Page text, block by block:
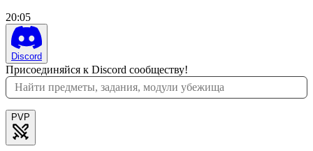
20:05
Discord
Присоединяйся к Discord сообществу!
PVP